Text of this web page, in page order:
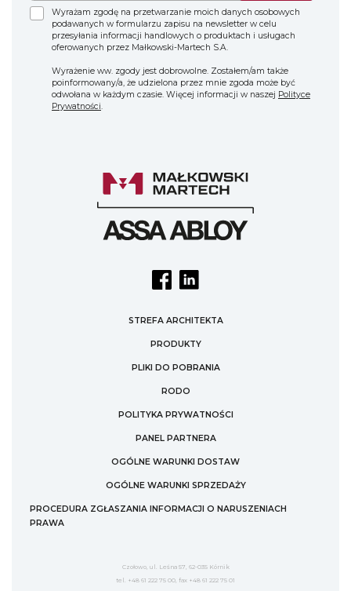
Wyrażam zgodę na przetwarzanie moich danych osobowych
podawanych w formularzu zapisu na newsletter w celu
przesyłania informacji handlowych o produktach i usługach
oferowanych przez Małkowski-Martech S.A.
Wyrażenie ww. zgody jest dobrowolne. Zostałem/am także
poinformowany/a, że udzielona przez mnie zgoda może być
odwołana w każdym czasie. Więcej informacji w naszej Polityce
Prywatności.
STREFA ARCHITEKTA
PRODUKTY
PLIKI DO POBRANIA
RODO
POLITYKA PRYWATNOŚCI
PANEL PARTNERA
OGÓLNE WARUNKI DOSTAW
OGÓLNE WARUNKI SPRZEDAŻY
PROCEDURA ZGŁASZANIA INFORMACJI O NARUSZENIACH
PRAWA
Czołowo, ul. Leśna 57, 62-035 Kórnik
tel. +48 61 222 75 00, fax +48 61 222 75 01